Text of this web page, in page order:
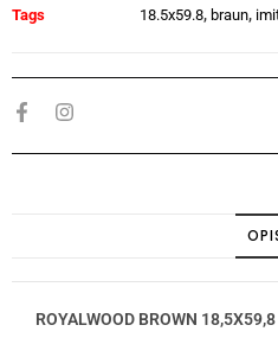
Tags
18.5x59.8, braun,
ROYALWOOD BROWN